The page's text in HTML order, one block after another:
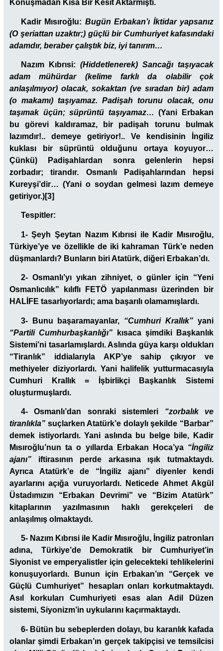
Konuşmadan Kısa Bir Kesit Aktarmıştı.
Kadir Mısıroğlu: Bugün Erbakan’ı İktidar yapsanız
(O şeriattan uzaktır;) güçlü bir Cumhuriyet kafasındaki
adamdır, beraber çalıştık biz, iyi tanırım…
Nazım Kıbrısi: (Hiddetlenerek) Sancağı taşıyacak
adam mühürdar (kelime farklı da olabilir çok
anlaşılmıyor) olacak, sokaktan (ve sıradan bir) adam
(o makamı) taşıyamaz. Padişah torunu olacak, onu
taşımak üçün; süprüntü taşıyamaz… (Yani Erbakan
bu görevi kaldıramaz, bir padişah torunu bulmak
lazımdır!.. demeye getiriyor!.. Ve kendisinin İngiliz
kuklası bir süprüntü olduğunu ortaya koyuyor…
Çünkü) Padişahlardan sonra gelenlerin hepsi
zorbadır; tirandır. Osmanlı Padişahlarından hepsi
Kureyşi’dir… (Yani o soydan gelmesi lazım demeye
getiriyor.)[3]
Tespitler:
1- Şeyh Şeytan Nazım Kıbrısi ile Kadir Mısıroğlu,
Türkiye’ye ve özellikle de iki kahraman Türk’e neden
düşmanlardı? Bunların biri Atatürk, diğeri Erbakan’dı.
2- Osmanlı’yı yıkan zihniyet, o günler için “Yeni
Osmanlıcılık” kılıflı FETÖ yapılanması üzerinden bir
HALİFE tasarlıyorlardı; ama başarılı olamamışlardı.
3- Bunu başaramayanlar, “Cumhuri Krallık” yani
“Partili Cumhurbaşkanlığı” kısaca şimdiki Başkanlık
Sistemi’ni tasarlamışlardı. Aslında güya karşı oldukları
“Tiranlık” iddialarıyla AKP’ye sahip çıkıyor ve
methiyeler diziyorlardı. Yani halifelik yutturmacasıyla
Cumhuri Krallık = İşbirlikçi Başkanlık Sistemi
oluşturmuşlardı.
4- Osmanlı’dan sonraki sistemleri “zorbalık ve
tiranlıkla” suçlarken Atatürk’e dolaylı şekilde “Barbar”
demek istiyorlardı. Yani aslında bu belge bile, Kadir
Mısıroğlu’nun ta o yıllarda Erbakan Hoca’ya “İngiliz
ajanı” iftirasının perde arkasına ışık tutmaktaydı.
Ayrıca Atatürk’e de “İngiliz ajanı” diyenler kendi
ayarlarını açığa vuruyorlardı. Neticede Ahmet Akgül
Üstadımızın “Erbakan Devrimi” ve “Bizim Atatürk”
kitaplarının yazılmasının haklı gerekçeleri de
anlaşılmış olmaktaydı.
5- Nazım Kıbrısi ile Kadir Mısıroğlu, İngiliz patronları
adına, Türkiye’de Demokratik bir Cumhuriyet’in
Siyonist ve emperyalistler için gelecekteki tehlikelerini
konuşuyorlardı. Bunun için Erbakan’ın “Gerçek ve
Güçlü Cumhuriyet” hesapları onları korkutmaktaydı.
Asıl korkuları Cumhuriyeti esas alan Adil Düzen
sistemi, Siyonizm’in uykularını kaçırmaktaydı.
6- Bütün bu sebeplerden dolayı, bu karanlık kafada
olanlar şimdi Erbakan’ın gerçek takipçisi ve temsilcisi